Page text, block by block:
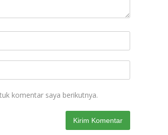
komentar saya berikutnya.